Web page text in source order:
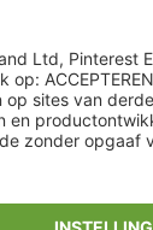
** Alle
ᵃ